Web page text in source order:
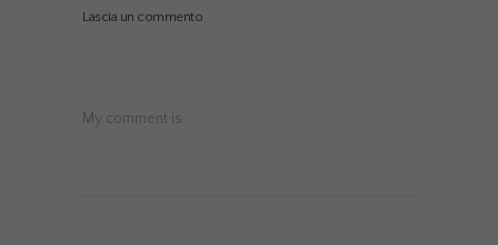
Lascia un commento
My comment is..